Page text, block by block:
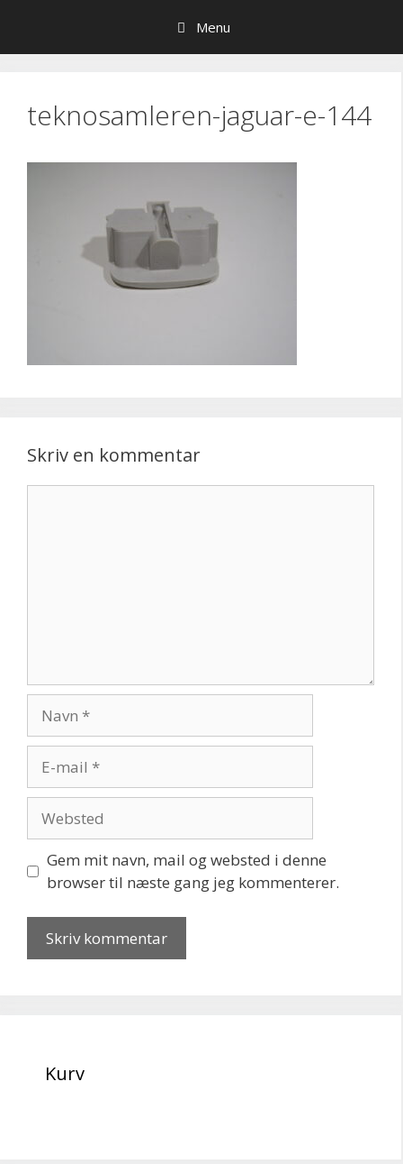
indhold
Menu
teknosamleren-jaguar-e-144
Skriv en kommentar
mail
Gem mit navn, mail og websted i denne
browser til næste gang jeg kommenterer.
Kurv